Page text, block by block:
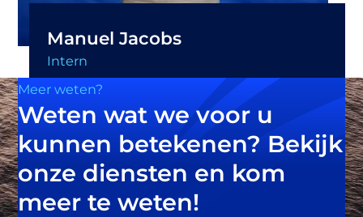
Manuel Jacobs
Intern
Meer weten?
Weten wat we voor u
kunnen betekenen? Bekijk
onze diensten en kom
meer te weten!